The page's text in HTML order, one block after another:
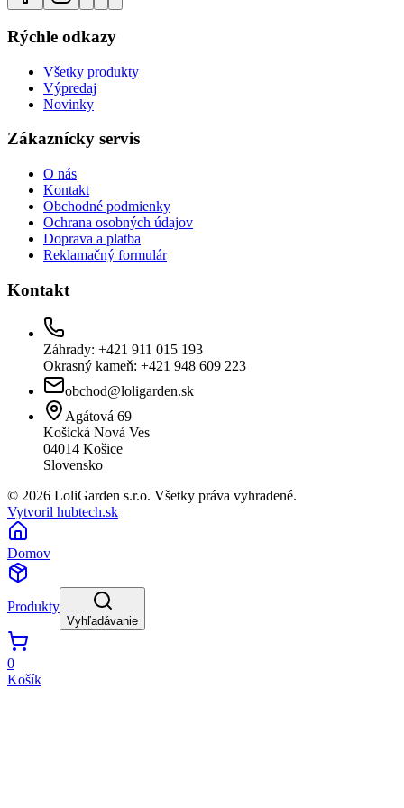
Rýchle odkazy
Všetky produkty
Výpredaj
Novinky
Zákaznícky servis
O nás
Kontakt
Obchodné podmienky
Ochrana osobných údajov
Doprava a platba
Reklamačný formulár
Kontakt
Záhrady: +421 911 015 193
Okrasný kameň: +421 948 609 223
obchod@loligarden.sk
Agátová 69
Košická Nová Ves
04014 Košice
Slovensko
© 2026 LoliGarden s.r.o. Všetky práva vyhradené.
Vytvoril hubtech.sk
Domov
Produkty
Vyhľadávanie
0
Košík